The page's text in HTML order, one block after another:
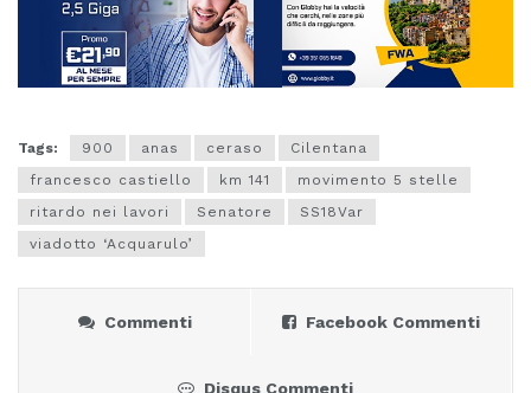
Tags: 900 anas ceraso
Cilentana
francesco castiello
km 141
movimento 5 stelle
ritardo nei lavori
Senatore
SS18Var
viadotto ‘Acquarulo’
Commenti Facebook Commenti
Disqus Commenti